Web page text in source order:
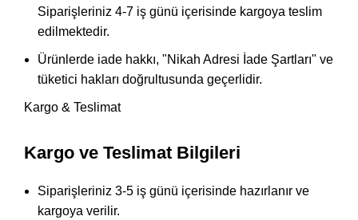
Siparişleriniz 4-7 iş günü içerisinde kargoya teslim
edilmektedir.
Ürünlerde iade hakkı, "Nikah Adresi İade Şartları" ve
tüketici hakları doğrultusunda geçerlidir.
Kargo & Teslimat
Kargo ve Teslimat Bilgileri
Siparişleriniz 3-5 iş günü içerisinde hazırlanır ve
kargoya verilir.